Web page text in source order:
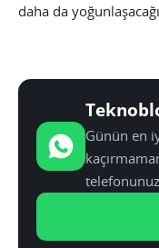
daha da
Günün en